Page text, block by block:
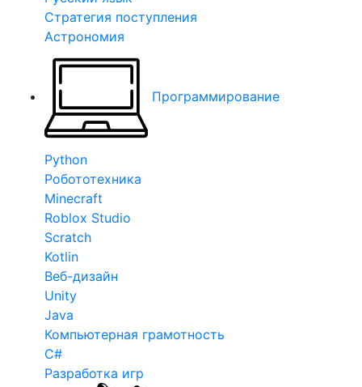
Стратегия поступления
Астрономия
Программирование
Python
Робототехника
Minecraft
Roblox Studio
Scratch
Kotlin
Веб-дизайн
Unity
Java
Компьютерная грамотность
C#
Разработка игр